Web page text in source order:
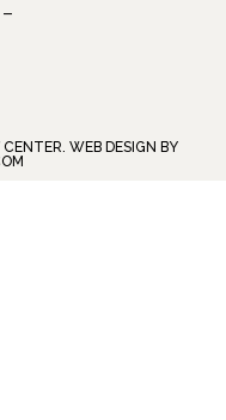
WEB DESIGN BY